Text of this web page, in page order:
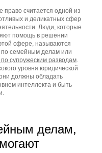
право считается одной из
и деликатных сфер
Люди, которые
помощь в решении
сфере, называются
по семейным делам или
супружеским разводам.
уровня юридической
должны обладать
интеллекта и быть
делам,